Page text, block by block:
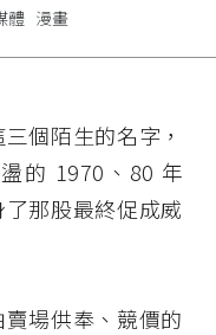
個陌生的名字，
的 1970、80 年
那股最終促成威
場供奉、競價的
體 漫畫